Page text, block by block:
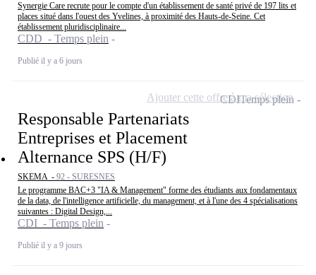
Synergie Care recrute pour le compte d'un établissement de santé privé de 197 lits et
places situé dans l'ouest des Yvelines, à proximité des Hauts-de-Seine. Cet
établissement pluridisciplinaire...
CDD - Temps plein
Publié il y a 6 jours
Responsable Partenariats
Entreprises et Placement
Alternance SPS (H/F)
SKEMA - 92 - SURESNES
Le programme BAC+3 "IA & Management" forme des étudiants aux fondamentaux
de la data, de l'intelligence artificielle, du management, et à l'une des 4 spécialisations
suivantes : Digital Design,...
CDI - Temps plein
Publié il y a 9 jours
CDITemps plein
Ajouter cette offre à ma sélection